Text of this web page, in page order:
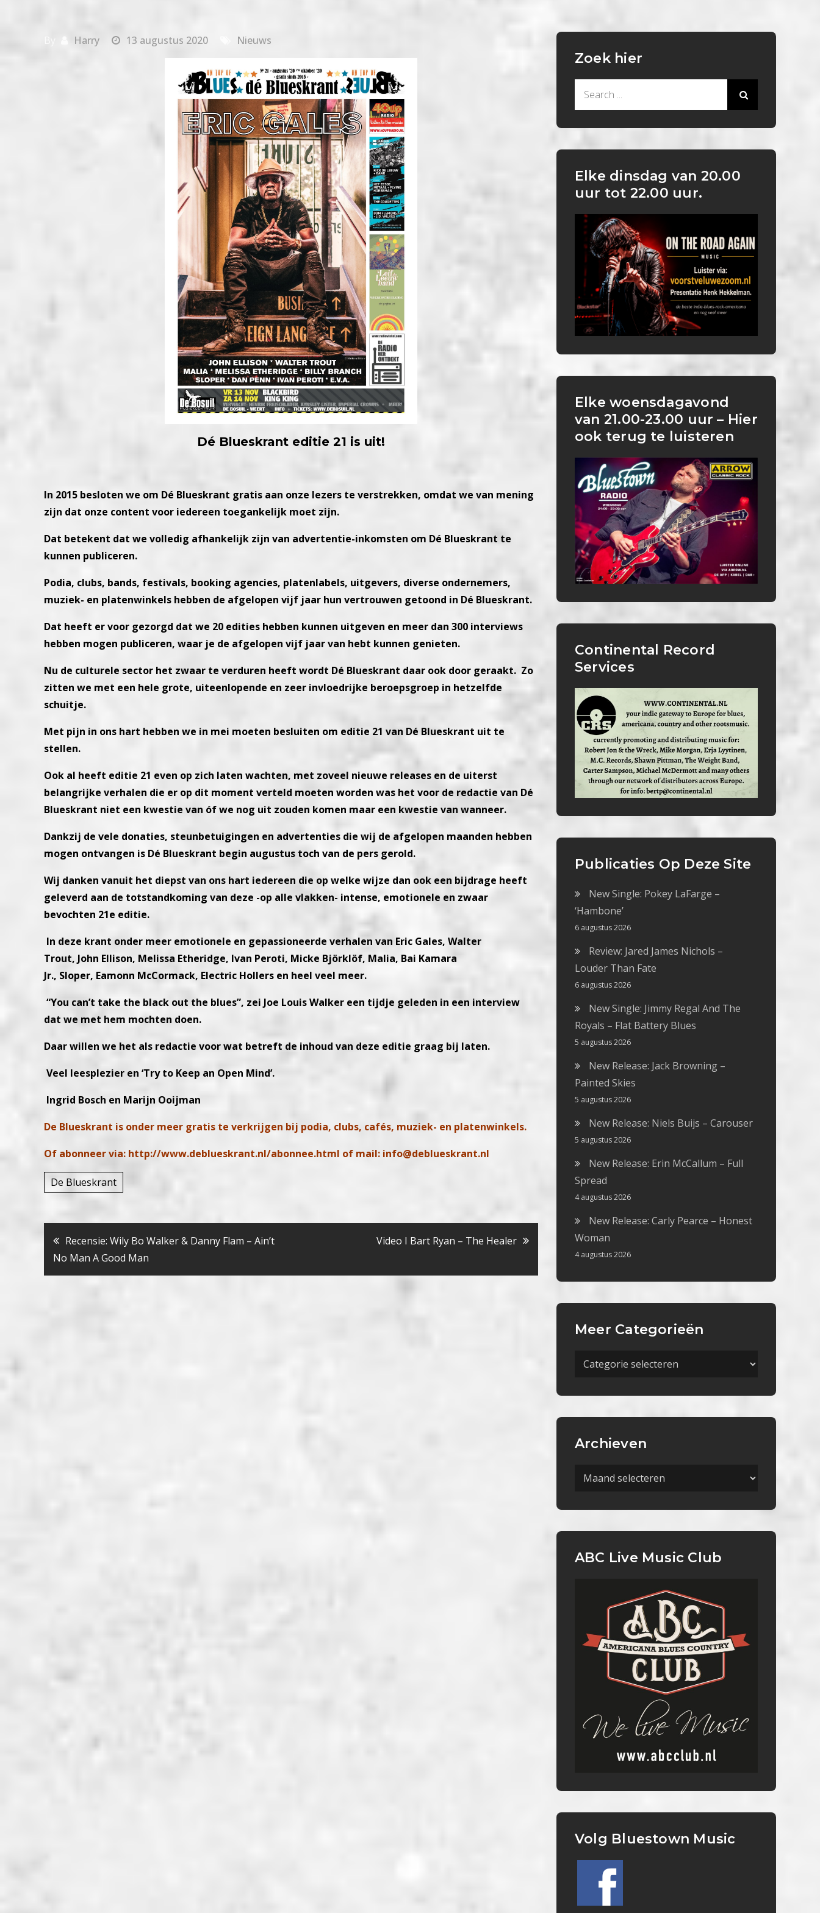
Harry 13 augustus 2020 Nieuws
Dé Blueskrant editie 21 is uit!
In 2015 besloten we om Dé Blueskrant gratis aan onze lezers te verstrekken, omdat we van mening
zijn dat onze content voor iedereen toegankelijk moet zijn.
Dat betekent dat we volledig afhankelijk zijn van advertentie-inkomsten om Dé Blueskrant te
kunnen publiceren.
Podia, clubs, bands, festivals, booking agencies, platenlabels, uitgevers, diverse ondernemers,
muziek- en platenwinkels hebben de afgelopen vijf jaar hun vertrouwen getoond in Dé Blueskrant.
Dat heeft er voor gezorgd dat we 20 edities hebben kunnen uitgeven en meer dan 300 interviews
hebben mogen publiceren, waar je de afgelopen vijf jaar van hebt kunnen genieten.
Nu de culturele sector het zwaar te verduren heeft wordt Dé Blueskrant daar ook door geraakt. Zo
zitten we met een hele grote, uiteenlopende en zeer invloedrijke beroepsgroep in hetzelfde
schuitje.
Met pijn in ons hart hebben we in mei moeten besluiten om editie 21 van Dé Blueskrant uit te
stellen.
Ook al heeft editie 21 even op zich laten wachten, met zoveel nieuwe releases en de uiterst
belangrijke verhalen die er op dit moment verteld moeten worden was het voor de redactie van Dé
Blueskrant niet een kwestie van óf we nog uit zouden komen maar een kwestie van wanneer.
Dankzij de vele donaties, steunbetuigingen en advertenties die wij de afgelopen maanden hebben
mogen ontvangen is Dé Blueskrant begin augustus toch van de pers gerold.
Wij danken vanuit het diepst van ons hart iedereen die op welke wijze dan ook een bijdrage heeft
geleverd aan de totstandkoming van deze -op alle vlakken- intense, emotionele en zwaar
bevochten 21e editie.
In deze krant onder meer emotionele en gepassioneerde verhalen van Eric Gales, Walter
Trout, John Ellison, Melissa Etheridge, Ivan Peroti, Micke Björklöf, Malia, Bai Kamara
Jr., Sloper, Eamonn McCormack, Electric Hollers en heel veel meer.
“You can’t take the black out the blues”, zei Joe Louis Walker een tijdje geleden in een interview
dat we met hem mochten doen.
Daar willen we het als redactie voor wat betreft de inhoud van deze editie graag bij laten.
Veel leesplezier en ‘Try to Keep an Open Mind’.
Ingrid Bosch en Marijn Ooijman
De Blueskrant is onder meer gratis te verkrijgen bij podia, clubs, cafés, muziek- en platenwinkels.
Of abonneer via: http://www.deblueskrant.nl/abonnee.html of mail: info@deblueskrant.nl
De Blueskrant
Bericht
navigatie
Recensie: Wily Bo Walker & Danny Flam – Ain’t
No Man A Good Man
Video I Bart Ryan – The Healer
Zoek hier
Elke dinsdag van 20.00
uur tot 22.00 uur.
Elke woensdagavond
van 21.00-23.00 uur – Hier
ook terug te luisteren
Continental Record
Services
Publicaties Op Deze Site
New Single: Pokey LaFarge –
‘Hambone’
6 augustus 2026
Review: Jared James Nichols –
Louder Than Fate
6 augustus 2026
New Single: Jimmy Regal And The
Royals – Flat Battery Blues
5 augustus 2026
New Release: Jack Browning –
Painted Skies
5 augustus 2026
New Release: Niels Buijs – Carouser
5 augustus 2026
New Release: Erin McCallum – Full
Spread
4 augustus 2026
New Release: Carly Pearce – Honest
Woman
4 augustus 2026
Meer Categorieën
Meer
Archieven
Archieven
ABC Live Music Club
Volg Bluestown Music